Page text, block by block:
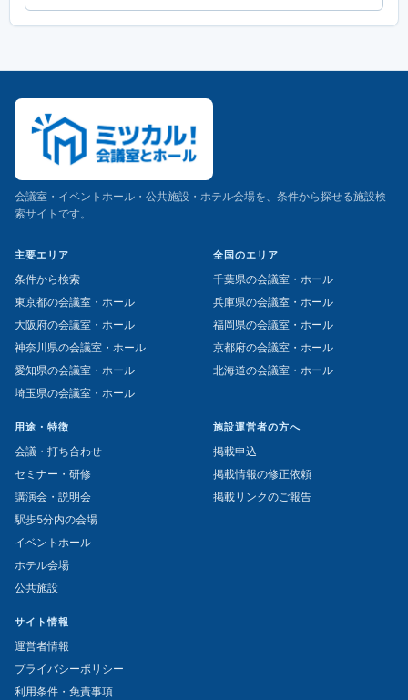
会議室・イベントホール・公共施設・ホテル会場を、条件から探せる施設検
索サイトです。
主要エリア
条件から検索
東京都の会議室・ホール
大阪府の会議室・ホール
神奈川県の会議室・ホール
愛知県の会議室・ホール
埼玉県の会議室・ホール
全国のエリア
千葉県の会議室・ホール
兵庫県の会議室・ホール
福岡県の会議室・ホール
京都府の会議室・ホール
北海道の会議室・ホール
用途・特徴
会議・打ち合わせ
セミナー・研修
講演会・説明会
駅歩5分内の会場
イベントホール
ホテル会場
公共施設
施設運営者の方へ
掲載申込
掲載情報の修正依頼
掲載リンクのご報告
サイト情報
運営者情報
プライバシーポリシー
利用条件・免責事項